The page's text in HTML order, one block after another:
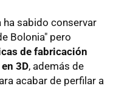
ha sabido conservar
Bolonia" pero
de fabricación
3D, además de
acabar de perfilar a